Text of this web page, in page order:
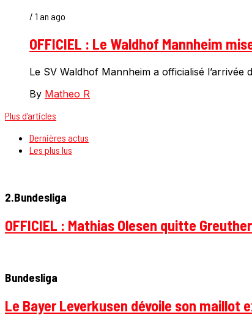
/ 1 an ago
OFFICIEL : Le Waldhof Mannheim
Le SV Waldhof Mannheim a officialisé
By Matheo R
Plus d’articles
Dernières actus
Les plus lus
2.Bundesliga
OFFICIEL : Mathias Olesen quitte
Bundesliga
Le Bayer Leverkusen dévoile son maillot